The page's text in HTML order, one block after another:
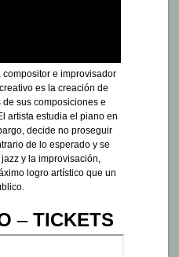
compositor e improvisador
es la creación de
sus composiciones e
artista estudia el piano en
decide no proseguir
de lo esperado y se
y la improvisación,
logro artístico que un
– TICKETS